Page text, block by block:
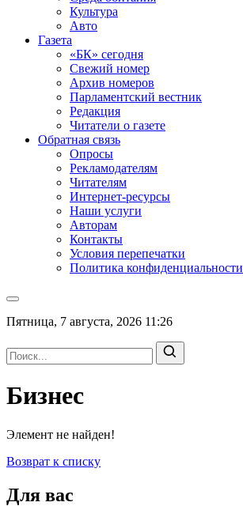
Культура
Авто
Газета
«БК» сегодня
Свежий номер
Архив номеров
Парламентский вестник
Редакция
Читатели о газете
Обратная связь
Опросы
Рекламодателям
Читателям
Интернет-ресурсы
Наши услуги
Авторам
Контакты
Условия перепечатки
Политика конфиденциальности
Пятница, 7 августа, 2026 11:26
Бизнес
Элемент не найден!
Возврат к списку
Для вас